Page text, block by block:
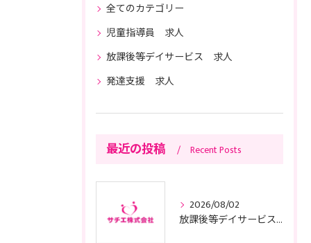
全てのカテゴリー
児童指導員 求人
放課後等デイサービス 求人
発達支援 求人
最近の投稿 Recent Posts
2026/08/02
放課後等デイサービスの基本方針と東京都で運営適合するためのポイント